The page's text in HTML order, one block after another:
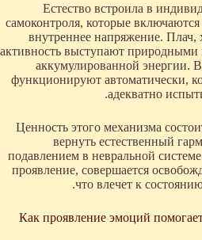
Естество встроила в
самоконтроля, которые
внутреннее напряжение. Плач,
активность выступают природными
аккумулированной энергии. В
функционируют автоматически,
адекватно
Ценность этого механизма
вернуть естественный
подавлением в невральной
проявление, совершается
что влечет к
Как проявление эмоций